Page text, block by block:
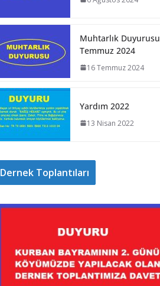
Muhtarlık Duyurusu
Temmuz 2024
16 Temmuz 2024
Yardım 2022
13 Nisan 2022
Dernek Toplantıları